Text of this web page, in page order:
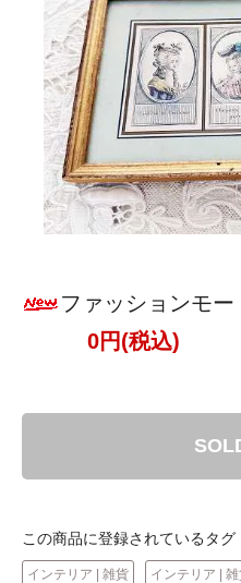
ファッションモ
0円(税込)
この商品に登録されているタグ
インテリア | 雑貨 インテリア |